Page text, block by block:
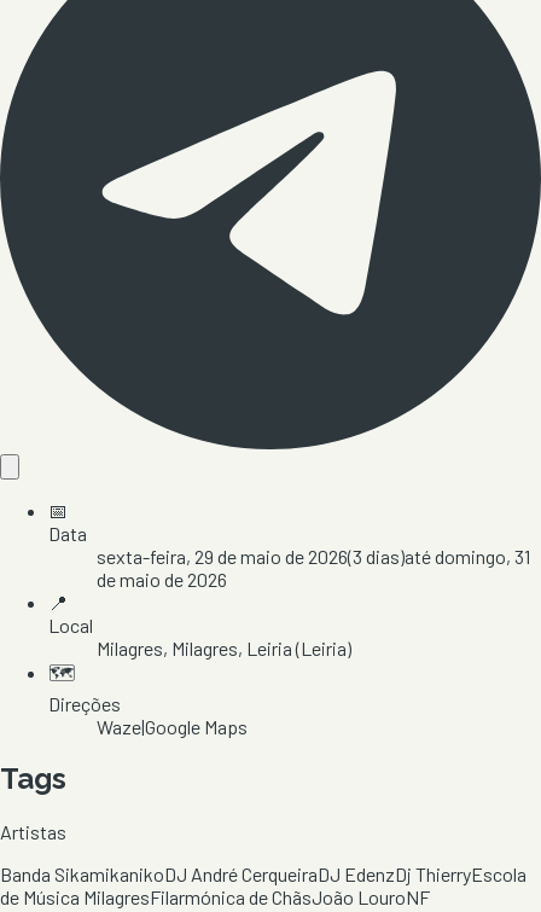
📅
Data
sexta-feira, 29 de maio de 2026(3 dias)atédomingo, 31
de maio de 2026
📍
Local
Milagres, Milagres, Leiria(Leiria)
🗺️
Direções
Waze|Google Maps
Tags
Artistas
Banda SikamikanikoDJ André CerqueiraDJ EdenzDj ThierryEscola
de Música MilagresFilarmónica de ChãsJoão LouroNF